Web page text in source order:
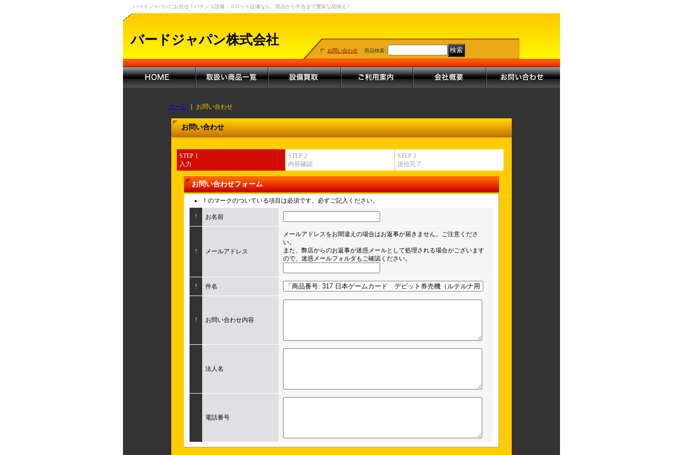
バードジャパンにお任せ！パチンコ設備・スロット設備なら、新品から中古まで豊富な品揃え！
バードジャパン株式会社
お問い合わせ 商品検索:
ホーム お問い合わせ
お問い合わせ
STEP 1
入力
STEP 2
内容確認
STEP 3
送信完了
お問い合わせフォーム
！ のマークのついている項目は必須です。必ずご記入ください。
! お名前
! メールアドレス
メールアドレスをお間違えの場合はお返事が届きません。ご注意くださ
い。
また、弊店からのお返事が迷惑メールとして処理される場合がございます
ので、迷惑メールフォルダもご確認ください。
! 件名
! お問い合わせ内容
法人名
電話番号